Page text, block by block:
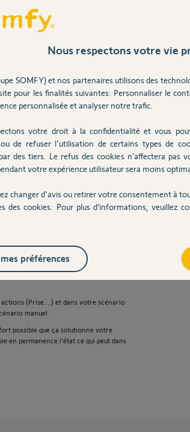
Participer au fil de discussion
vous.
simplement l'action manuelle en cas
(Prise....) et dans votre scénario
manuel.
possible que ça solutionne votre
en permanence l'état ce qui peut dans
Nous respectons votre vie
SOMFY) et nos partenaires utilisons des
pour les finalités suivantes: Personnaliser le
personnalisée et analyser notre trafic.
votre droit à la confidentialité et vous
de refuser l'utilisation de certains types de
des tiers. Le refus des cookies n’affectera pas
votre expérience utilisateur sera moins
changer d'avis ou retirer votre consentement à
des cookies. Pour plus d’informations, veuillez
préférences